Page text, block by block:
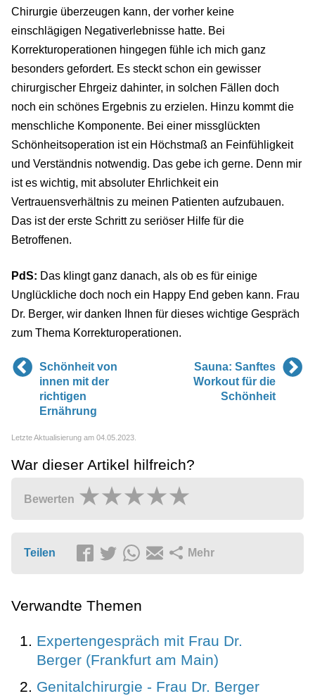
Chirurgie überzeugen kann, der vorher keine
einschlägigen Negativerlebnisse hatte. Bei
Korrekturoperationen hingegen fühle ich mich ganz
besonders gefordert. Es steckt schon ein gewisser
chirurgischer Ehrgeiz dahinter, in solchen Fällen doch
noch ein schönes Ergebnis zu erzielen. Hinzu kommt die
menschliche Komponente. Bei einer missglückten
Schönheitsoperation ist ein Höchstmaß an Feinfühligkeit
und Verständnis notwendig. Das gebe ich gerne. Denn mir
ist es wichtig, mit absoluter Ehrlichkeit ein
Vertrauensverhältnis zu meinen Patienten aufzubauen.
Das ist der erste Schritt zu seriöser Hilfe für die
Betroffenen.
PdS: Das klingt ganz danach, als ob es für einige
Unglückliche doch noch ein Happy End geben kann. Frau
Dr. Berger, wir danken Ihnen für dieses wichtige Gespräch
zum Thema Korrekturoperationen.
Schönheit von
innen mit der
richtigen
Ernährung
Sauna: Sanftes
Workout für die
Schönheit
Letzte Aktualisierung am 04.05.2023.
War dieser Artikel hilfreich?
Bewerten
Teilen Mehr
Verwandte Themen
Expertengespräch mit Frau Dr.
Berger (Frankfurt am Main)
Genitalchirurgie - Frau Dr. Berger